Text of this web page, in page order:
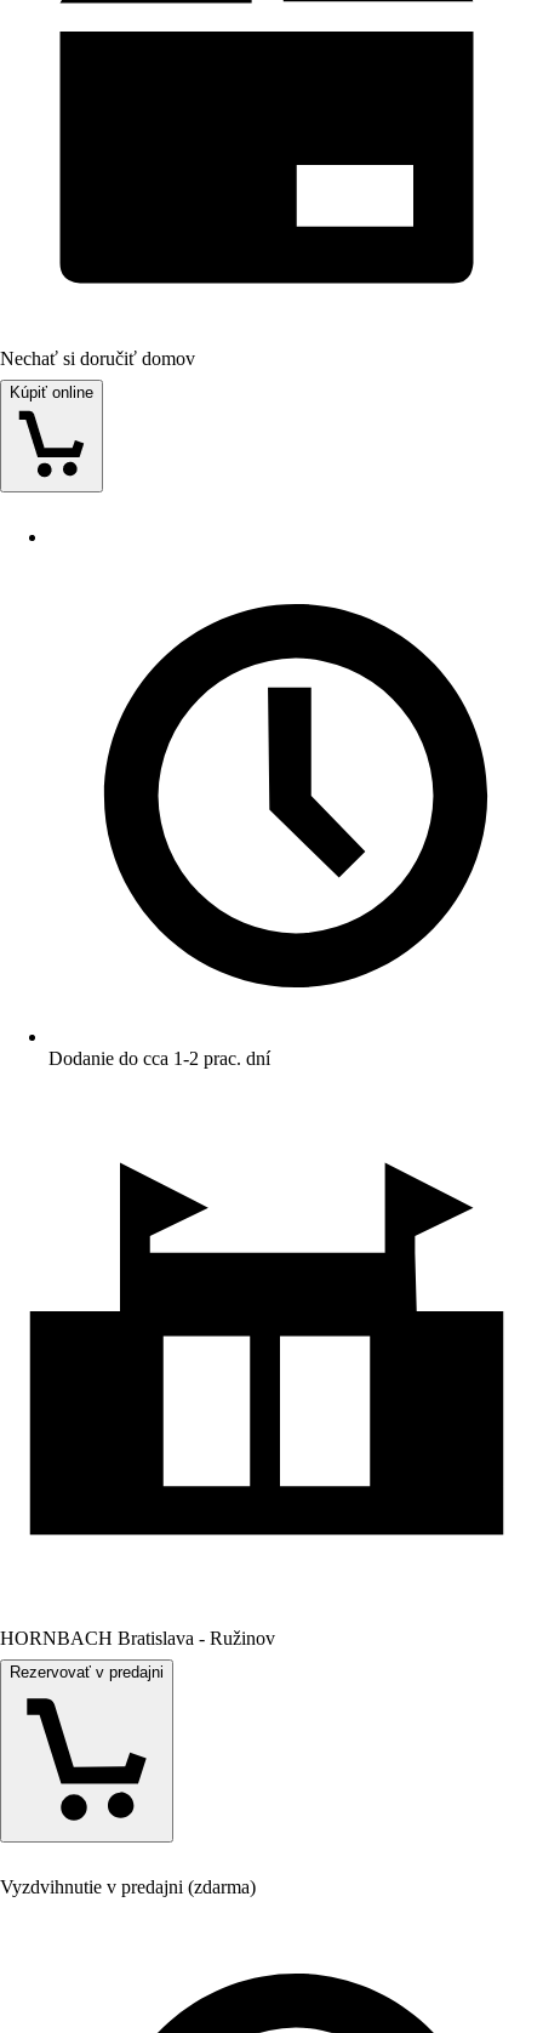
Nechať si doručiť domov
Kúpiť online
Dodanie do cca 1-2 prac. dní
HORNBACH Bratislava - Ružinov
Rezervovať v predajni
Vyzdvihnutie v predajni (zdarma)